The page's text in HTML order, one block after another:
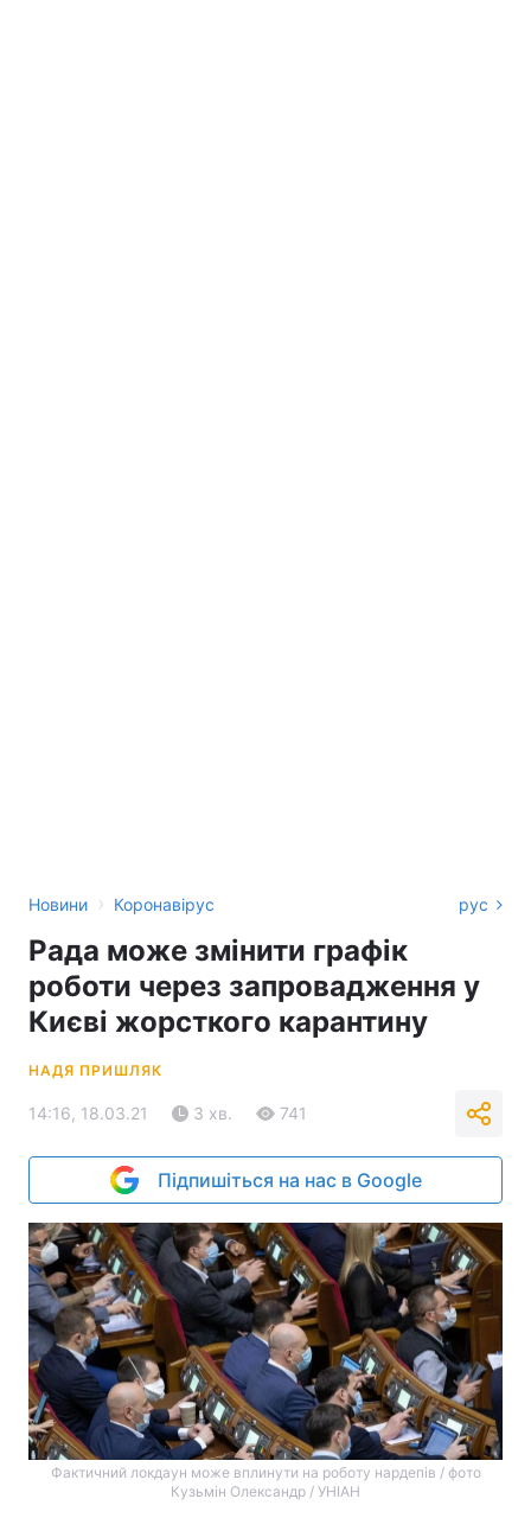
Новини › Коронавірус рус
Рада може змінити графік
роботи через запровадження у
Києві жорсткого карантину
НАДЯ ПРИШЛЯК
14:16, 18.03.21 3 хв. 741
Підпишіться на нас в Google
Фактичний локдаун може вплинути на роботу нардепів / фото
Кузьмін Олександр / УНІАН